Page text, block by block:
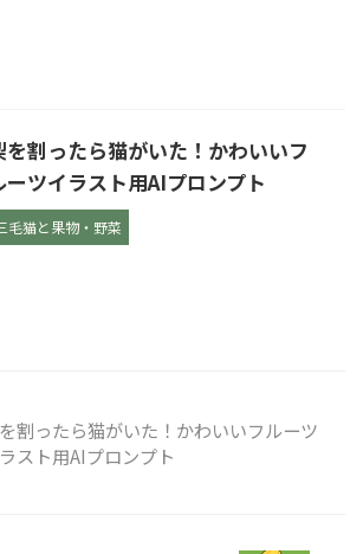
を割ったら猫がいた！かわいいフ
ーツイラスト用AIプロンプト
毛猫と果物・野菜
割ったら猫がいた！かわいいフルーツ
スト用AIプロンプト